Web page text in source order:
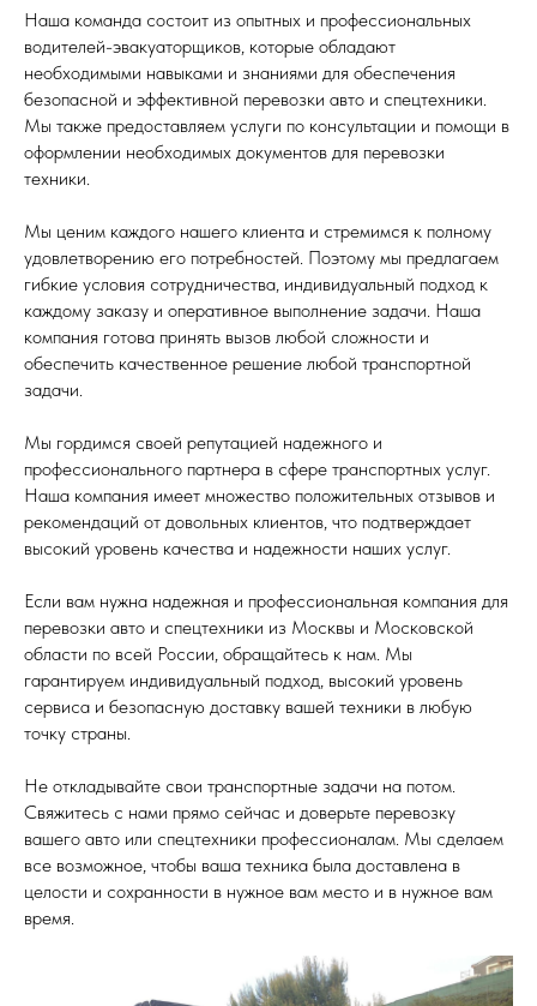
Наша команда состоит из опытных и профессиональных
водителей-эвакуаторщиков, которые обладают
необходимыми навыками и знаниями для обеспечения
безопасной и эффективной перевозки авто и спецтехники.
Мы также предоставляем услуги по консультации и помощи в
оформлении необходимых документов для перевозки
техники.
Мы ценим каждого нашего клиента и стремимся к полному
удовлетворению его потребностей. Поэтому мы предлагаем
гибкие условия сотрудничества, индивидуальный подход к
каждому заказу и оперативное выполнение задачи. Наша
компания готова принять вызов любой сложности и
обеспечить качественное решение любой транспортной
задачи.
Мы гордимся своей репутацией надежного и
профессионального партнера в сфере транспортных услуг.
Наша компания имеет множество положительных отзывов и
рекомендаций от довольных клиентов, что подтверждает
высокий уровень качества и надежности наших услуг.
Если вам нужна надежная и профессиональная компания для
перевозки авто и спецтехники из Москвы и Московской
области по всей России, обращайтесь к нам. Мы
гарантируем индивидуальный подход, высокий уровень
сервиса и безопасную доставку вашей техники в любую
точку страны.
Не откладывайте свои транспортные задачи на потом.
Свяжитесь с нами прямо сейчас и доверьте перевозку
вашего авто или спецтехники профессионалам. Мы сделаем
все возможное, чтобы ваша техника была доставлена в
целости и сохранности в нужное вам место и в нужное вам
время.